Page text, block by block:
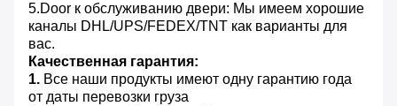
5.Door к обслуживанию двери: Мы имеем хорошие
каналы DHL/UPS/FEDEX/TNT как варианты для
вас.
Качественная гарантия:
1. Все наши продукты имеют одну гарантию года
от даты перевозки груза